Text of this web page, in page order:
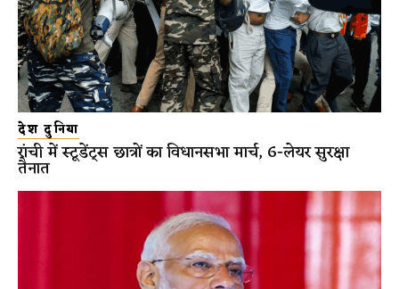
देश दुनिया
रांची में स्टूडेंट्स छात्रों का विधानसभा मार्च, 6-लेयर सुरक्षा
तैनात